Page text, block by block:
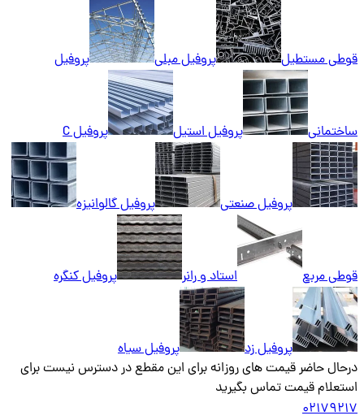
قوطی مستطیل پروفیل مبلی پروفیل
ساختمانی پروفیل استیل پروفیل C
پروفیل صنعتی پروفیل گالوانیزه
قوطی مربع استاد و رانر پروفیل کنگره
پروفیل زد
پروفیل سیاه
درحال حاضر قیمت های روزانه برای این مقطع در دسترس نیست برای
استعلام قیمت تماس بگیرید
02179217